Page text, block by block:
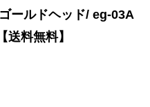
ールドヘッド/ eg-03A
送料無料】